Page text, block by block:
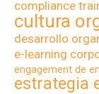
compliance
cultura
desarrollo
e-learning
engagement de
estrategia